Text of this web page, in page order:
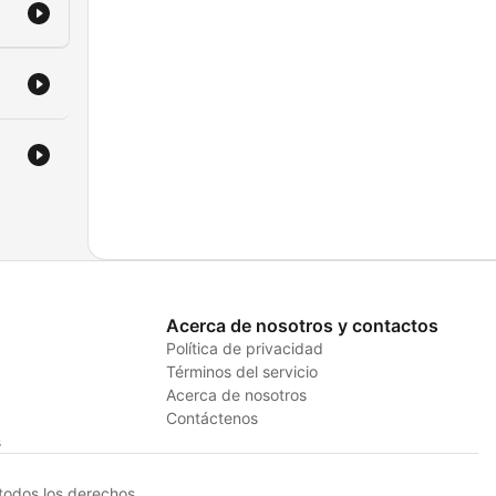
Acerca de nosotros y contactos
Política de privacidad
Términos del servicio
Acerca de nosotros
Contáctenos